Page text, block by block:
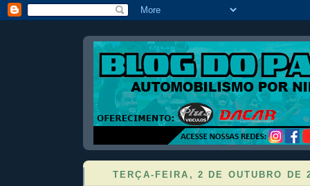
TERÇA-FEIRA, 2 DE OUTUBRO DE